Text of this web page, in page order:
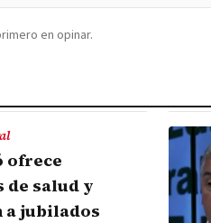
en opinar.
ofrece
de salud y
jubilados